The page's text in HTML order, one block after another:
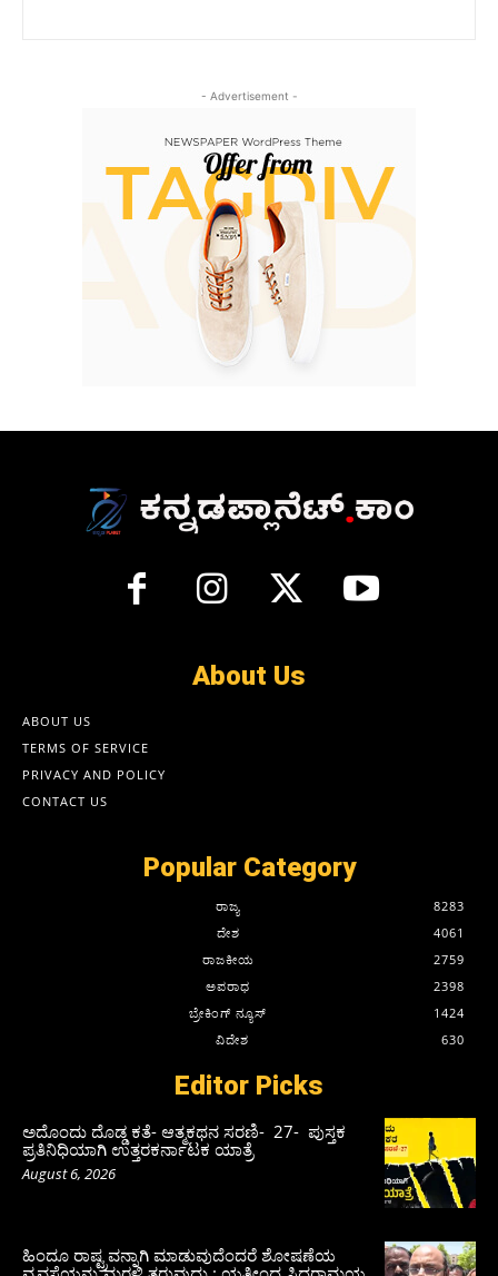
- Advertisement -
About Us
ABOUT US
TERMS OF SERVICE
PRIVACY AND POLICY
CONTACT US
Popular Category
ರಾಜ್ಯ
8283
ದೇಶ
4061
ರಾಜಕೀಯ
2759
ಅಪರಾಧ
2398
ಬ್ರೇಕಿಂಗ್ ನ್ಯೂಸ್
1424
ವಿದೇಶ
630
Editor Picks
ಅದೊಂದು ದೊಡ್ಡ ಕತೆ- ಆತ್ಮಕಥನ ಸರಣಿ- 27- ಪುಸ್ತಕ
ಪ್ರತಿನಿಧಿಯಾಗಿ ಉತ್ತರಕರ್ನಾಟಕ ಯಾತ್ರೆ
August 6, 2026
ಹಿಂದೂ ರಾಷ್ಟ್ರವನ್ನಾಗಿ ಮಾಡುವುದೆಂದರೆ ಶೋಷಣೆಯ